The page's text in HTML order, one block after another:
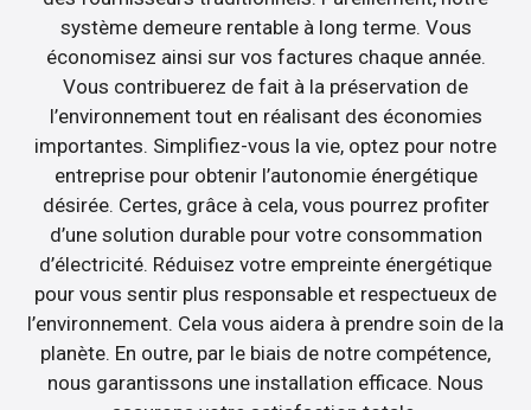
système demeure rentable à long terme. Vous
économisez ainsi sur vos factures chaque année.
Vous contribuerez de fait à la préservation de
l’environnement tout en réalisant des économies
importantes. Simplifiez-vous la vie, optez pour notre
entreprise pour obtenir l’autonomie énergétique
désirée. Certes, grâce à cela, vous pourrez profiter
d’une solution durable pour votre consommation
d’électricité. Réduisez votre empreinte énergétique
pour vous sentir plus responsable et respectueux de
l’environnement. Cela vous aidera à prendre soin de la
planète. En outre, par le biais de notre compétence,
nous garantissons une installation efficace. Nous